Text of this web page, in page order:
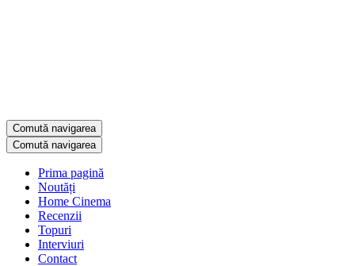
Comută navigarea
Comută navigarea
Prima pagină
Noutăți
Home Cinema
Recenzii
Topuri
Interviuri
Contact